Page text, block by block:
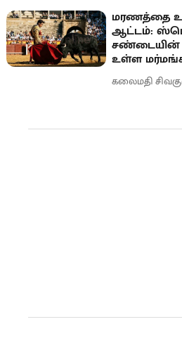
மரணத்தை
ஆட்டம்:
சண்டையின்
உள்ள
கலைமதி